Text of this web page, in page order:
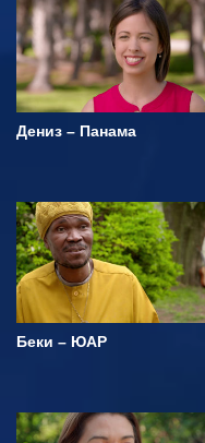
Дениз – Панама
Беки – ЮАР